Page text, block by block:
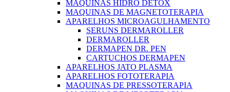
MAQUINAS HIDRO DETOX
MAQUINAS DE MAGNETOTERAPIA
APARELHOS MICROAGULHAMENTO
SERUNS DERMAROLLER
DERMAROLLER
DERMAPEN DR. PEN
CARTUCHOS DERMAPEN
APARELHOS JATO PLASMA
APARELHOS FOTOTERAPIA
MAQUINAS DE PRESSOTERAPIA